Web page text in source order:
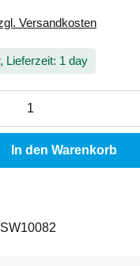
Versandkosten
Lieferzeit: 1 day
Gib den
In den Warenkorb
SW10082